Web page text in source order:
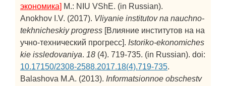
экономика] M.: NIU VShE. (in Russian).
Anokhov I.V. (2017). Vliyanie institutov na nauchno-
tekhnicheskiy progress [Влияние институтов на на
учно-технический прогресс]. Istoriko-ekonomiches
kie issledovaniya. 18 (4). 719-735. (in Russian). doi:
10.17150/2308-2588.2017.18(4).719-735.
Balashova M.A. (2013). Informatsionnoe obschestv